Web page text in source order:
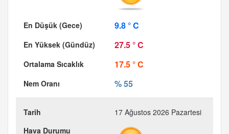
9.8 ° C
27.5 ° C
17.5 ° C
% 55
17 Ağustos 2026 Pazartesi